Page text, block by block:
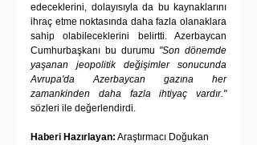
edeceklerini, dolayısıyla da bu kaynaklarını
ihraç etme noktasında daha fazla olanaklara
sahip olabileceklerini belirtti. Azerbaycan
Cumhurbaşkanı bu durumu "Son dönemde
yaşanan jeopolitik değişimler sonucunda
Avrupa'da Azerbaycan gazına her
zamankinden daha fazla ihtiyaç vardır."
sözleri ile değerlendirdi.
Haberi Hazırlayan: Araştırmacı Doğukan